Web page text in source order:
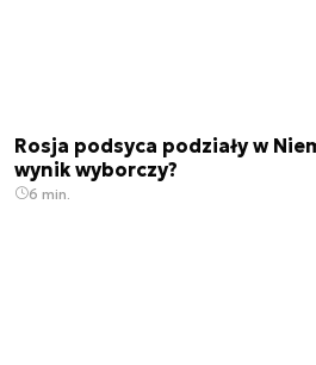
Rosja podsyca podziały w
wynik wyborczy?
6 min.